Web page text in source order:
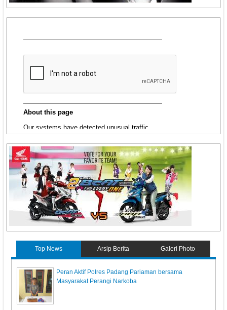
Top News Arsip Berita Galeri Photo
Peran Aktif Polres Padang Pariaman bersama
Masyarakat Perangi Narkoba